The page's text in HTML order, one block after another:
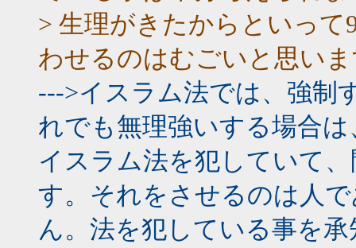
> 生理がきたからといっ
わせるのはむごいと思い
--->イスラム法では、強制
れでも無理強いする場合
イスラム法を犯していて
す。それをさせるのは人
ん。法を犯している事を